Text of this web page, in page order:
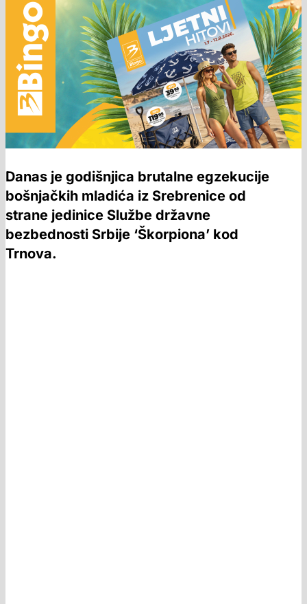
Danas je godišnjica brutalne egzekucije
bošnjačkih mladića iz Srebrenice od
strane jedinice Službe državne
bezbednosti Srbije ‘Škorpiona’ kod
Trnova.